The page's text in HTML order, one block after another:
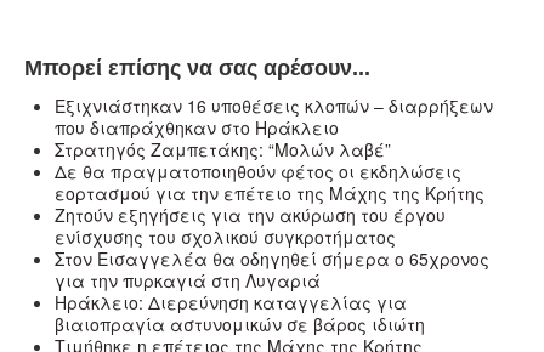
Μπορεί επίσης να σας αρέσουν...
Eξιχνιάστηκαν 16 υποθέσεις κλοπών – διαρρήξεων
που διαπράχθηκαν στο Ηράκλειο
Στρατηγός Ζαμπετάκης: “Μολών λαβέ”
Δε θα πραγματοποιηθούν φέτος οι εκδηλώσεις
εορτασμού για την επέτειο της Μάχης της Κρήτης
Ζητούν εξηγήσεις για την ακύρωση του έργου
ενίσχυσης του σχολικού συγκροτήματος
Στον Εισαγγελέα θα οδηγηθεί σήμερα ο 65χρονος
για την πυρκαγιά στη Λυγαριά
Ηράκλειο: Διερεύνηση καταγγελίας για
βιαιοπραγία αστυνομικών σε βάρος ιδιώτη
Τιμήθηκε η επέτειος της Μάχης της Κρήτης